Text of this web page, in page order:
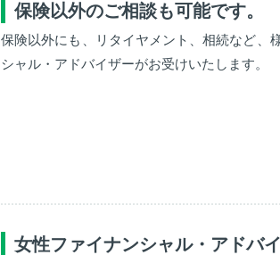
保険以外のご相談も可能です。
保険以外にも、リタイヤメント、相続など、
シャル・アドバイザーがお受けいたします。
女性ファイナンシャル・アドバ